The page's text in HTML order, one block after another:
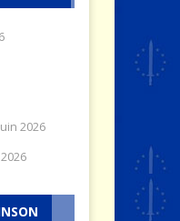
2026